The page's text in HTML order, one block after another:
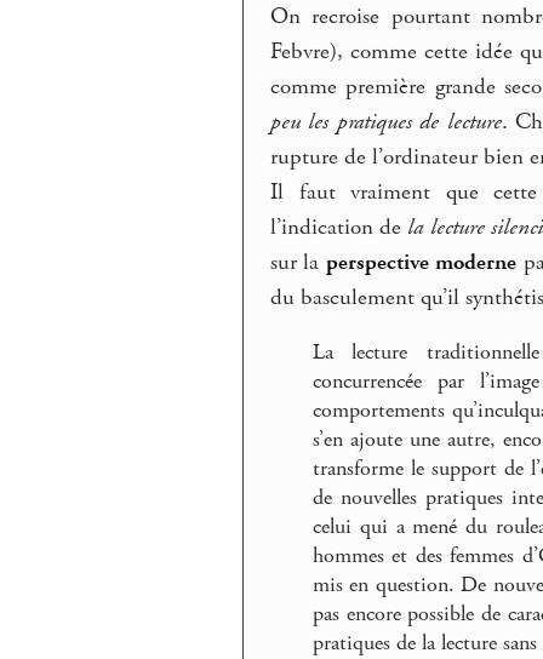
On recroise pourtant
Febvre), comme cette idée
comme première grande
peu les pratiques de lecture.
rupture de l’ordinateur bien
Il faut vraiment que cette
l’indication de la lecture
sur la perspective moderne
du basculement qu’il
La lecture
concurrencée par
comportements
s’en ajoute une autre,
transforme le support de
de nouvelles pratiques
celui qui a mené du
hommes et des femmes
mis en question. De
pas encore possible de
pratiques de la lecture